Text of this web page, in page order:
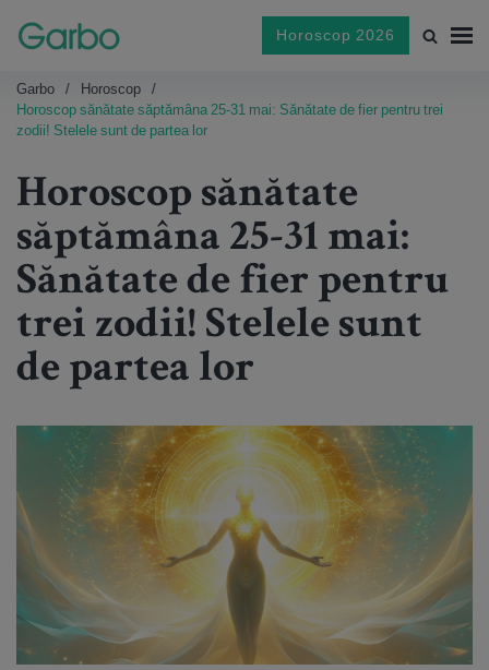
Horoscop 2026
Garbo
Horoscop
Horoscop sănătate săptămâna 25-31 mai: Sănătate de fier pentru trei
zodii! Stelele sunt de partea lor
Horoscop sănătate
săptămâna 25-31 mai:
Sănătate de fier pentru
trei zodii! Stelele sunt
de partea lor